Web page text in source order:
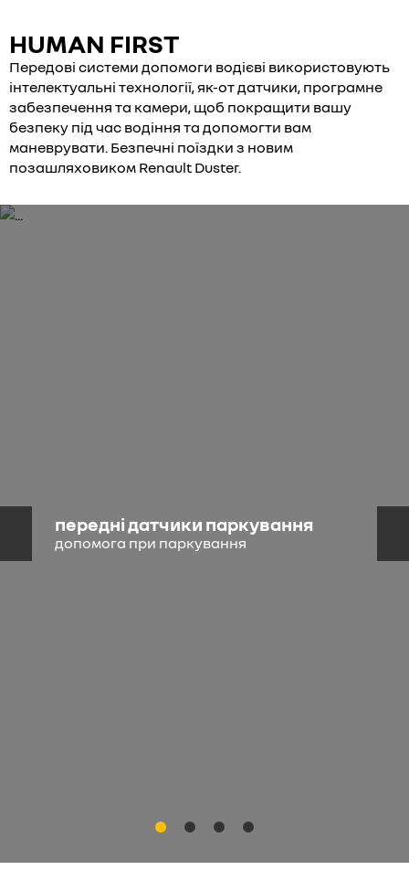
HUMAN FIRST
Передові системи допомоги водієві використовують
інтелектуальні технології, як-от датчики, програмне
забезпечення та камери, щоб покращити вашу
безпеку під час водіння та допомогти вам
маневрувати. Безпечні поїздки з новим
позашляховиком Renault Duster.
передні датчики паркування
допомога при паркування